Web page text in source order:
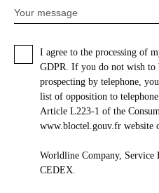
Your message
I agree to the processing of
GDPR. If you do not wish to
prospecting by telephone,
list of opposition to
Article L223-1 of the
www.bloctel.gouv.fr website
Worldline Company,
CEDEX.